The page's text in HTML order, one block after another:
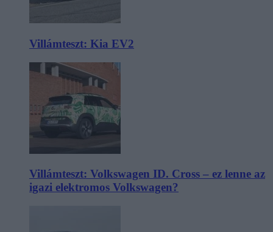
Villámteszt: Kia EV2
Villámteszt: Volkswagen ID. Cross – ez lenne az
igazi elektromos Volkswagen?